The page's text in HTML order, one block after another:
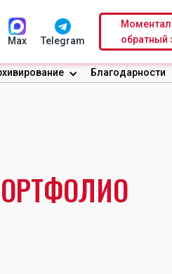
Max Telegram
обратный
Благодарности